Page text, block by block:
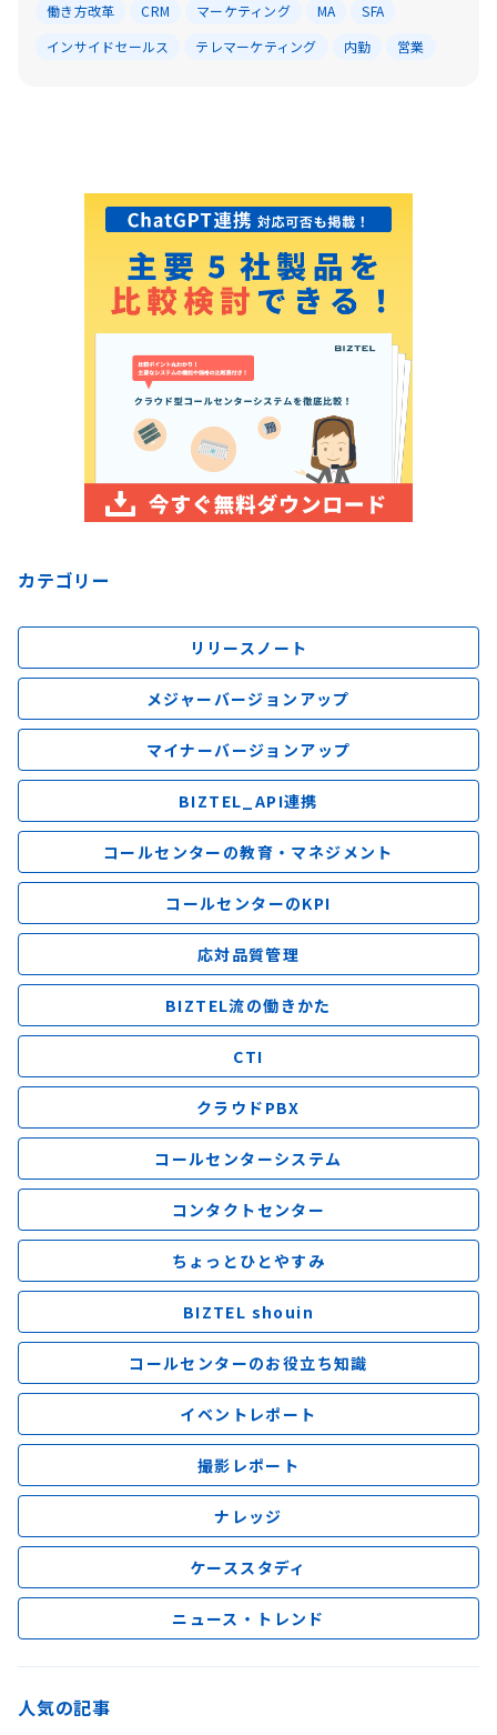
働き方改革 CRM マーケティング MA
SFA
インサイドセールス
テレマーケティング 内勤 営業
カテゴリー
リリースノート
メジャーバージョンアップ
マイナーバージョンアップ
BIZTEL_API連携
コールセンターの教育・マネジメント
コールセンターのKPI
応対品質管理
BIZTEL流の働きかた
CTI
クラウドPBX
コールセンターシステム
コンタクトセンター
ちょっとひとやすみ
BIZTEL shouin
コールセンターのお役立ち知識
イベントレポート
撮影レポート
ナレッジ
ケーススタディ
ニュース・トレンド
人気の記事